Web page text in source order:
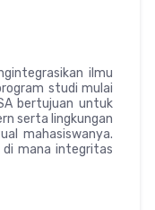
ilmu
studi mulai
bertujuan untuk
serta lingkungan
mahasiswanya.
di mana integritas